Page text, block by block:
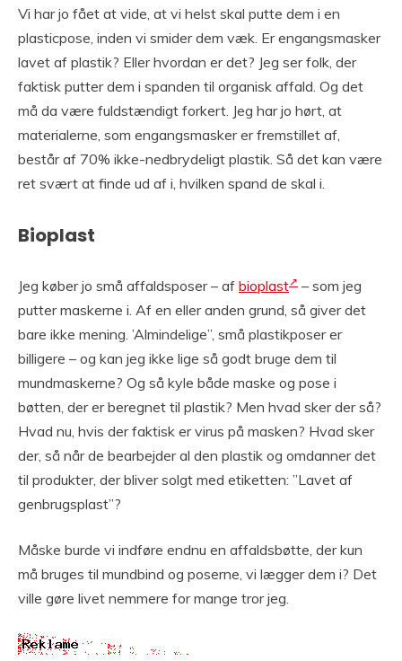
Vi har jo fået at vide, at vi helst skal putte dem i en
plasticpose, inden vi smider dem væk. Er engangsmasker
lavet af plastik? Eller hvordan er det? Jeg ser folk, der
faktisk putter dem i spanden til organisk affald. Og det
må da være fuldstændigt forkert. Jeg har jo hørt, at
materialerne, som engangsmasker er fremstillet af,
består af 70% ikke-nedbrydeligt plastik. Så det kan være
ret svært at finde ud af i, hvilken spand de skal i.
Bioplast
Jeg køber jo små affaldsposer – af bioplast
– som jeg
putter maskerne i. Af en eller anden grund, så giver det
bare ikke mening. ’Almindelige”, små plastikposer er
billigere – og kan jeg ikke lige så godt bruge dem til
mundmaskerne? Og så kyle både maske og pose i
bøtten, der er beregnet til plastik? Men hvad sker der så?
Hvad nu, hvis der faktisk er virus på masken? Hvad sker
der, så når de bearbejder al den plastik og omdanner det
til produkter, der bliver solgt med etiketten: ”Lavet af
genbrugsplast”?
Måske burde vi indføre endnu en affaldsbøtte, der kun
må bruges til mundbind og poserne, vi lægger dem i? Det
ville gøre livet nemmere for mange tror jeg.